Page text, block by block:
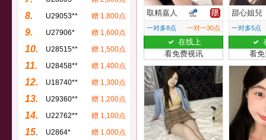
8. U29053** 赠 1,800点
9. U27906* 赠 1,600点
10. U28515** 赠 1,500点
11. U28458** 赠 1,400点
12. U18740** 赠 1,300点
13. U29360** 赠 1,200点
14. U22762** 赠 1,100点
15. U2864* 赠 1,000点
取精嘉人
一对多8点 一对一30点
在线上
看免费视讯
甜心姐兒
一对多5点
看